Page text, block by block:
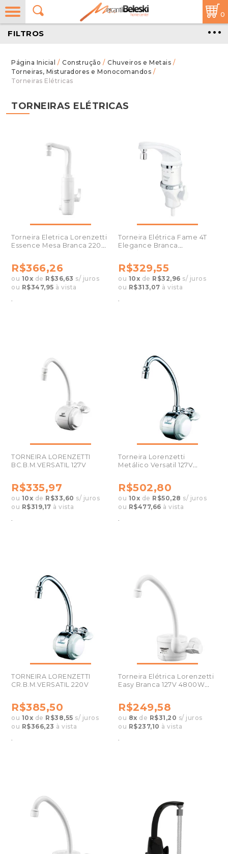
0
/ Construção / Chuveiros e Metais /
Torneiras, Misturadores e Monocomandos /
Torneiras Elétricas
FILTROS
TORNEIRAS ELÉTRICAS
Torneira Eletrica Lorenzetti
Essence Mesa Branca 220v
R$366,26
ou 10x de R$36,63 s/ juros
ou R$347,95 à vista
Torneira Elétrica Fame 4T
Elegance Branca
R$329,55
ou 10x de R$32,96 s/ juros
ou R$313,07 à vista
TORNEIRA LORENZETTI
BC.B.M.VERSATIL 127V
R$335,97
ou 10x de R$33,60 s/ juros
ou R$319,17 à vista
Torneira Lorenzetti
Metálico Versatil 127V
R$502,80
ou 10x de R$50,28 s/ juros
ou R$477,66 à vista
TORNEIRA LORENZETTI
CR.B.M.VERSATIL 220V
R$385,50
ou 10x de R$38,55 s/ juros
ou R$366,23 à vista
.
Torneira Elétrica Lorenzetti
Easy Branca 127V 4800W
R$249,58
ou 8x de R$31,20 s/ juros
ou R$237,10 à vista
.